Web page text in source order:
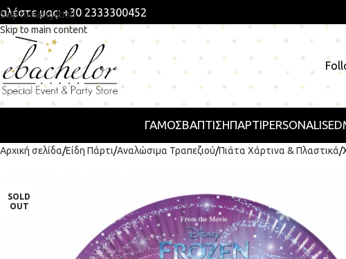
Skip to navigation
Skip to main content
μας: +30 2333300452
ΓΑΜΟΣΒΑΠΤΙΣΗΠΆΡΤΙPERSONALISED
Αρχική σελίδα Είδη Πάρτι Αναλώσιμα Τραπεζιού Πιάτα Χάρτινα & Πλαστικά
SOLD
OUT